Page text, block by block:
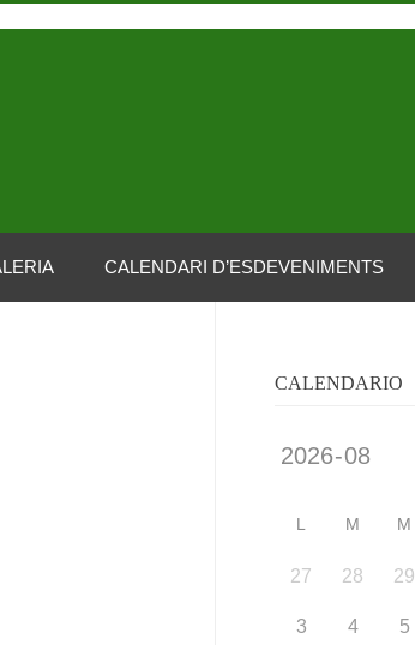
CALENDARI D’ESDEVENIMENTS
CALENDARIO
L M M
27 28 29
3 4 5